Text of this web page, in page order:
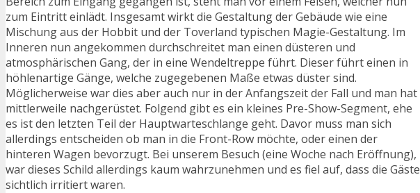
zum Eintritt einlädt. Insgesamt wirkt die Gestaltung der Gebäude wie eine
Mischung aus der Hobbit und der Toverland typischen Magie-Gestaltung. Im
Inneren nun angekommen durchschreitet man einen düsteren und
atmosphärischen Gang, der in eine Wendeltreppe führt. Dieser führt einen in
höhlenartige Gänge, welche zugegebenen Maße etwas düster sind.
Möglicherweise war dies aber auch nur in der Anfangszeit der Fall und man hat
mittlerweile nachgerüstet. Folgend gibt es ein kleines Pre-Show-Segment, ehe
es ist den letzten Teil der Hauptwarteschlange geht. Davor muss man sich
allerdings entscheiden ob man in die Front-Row möchte, oder einen der
hinteren Wagen bevorzugt. Bei unserem Besuch (eine Woche nach Eröffnung),
war dieses Schild allerdings kaum wahrzunehmen und es fiel auf, dass die Gäste
sichtlich irritiert waren.